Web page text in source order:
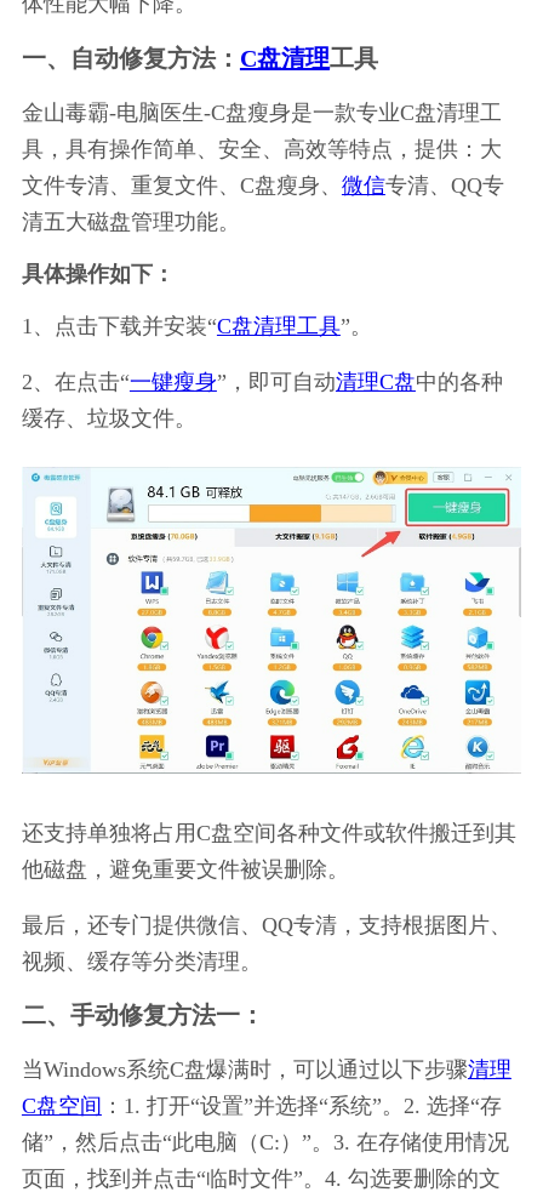
一、自动修复方法： C盘清理工具
金山毒霸-电脑医生-C盘瘦身是一款专业C盘清理工
具，具有操作简单、安全、高效等特点，提供：大
文件专清、重复文件、C盘瘦身、 微信专清、QQ专
清五大磁盘管理功能。
具体操作如下：
1、点击下载并安装“C盘清理工具”。
2、在点击“一键瘦身”，即可自动清理C盘中的各种
缓存、垃圾文件。
还支持单独将占用C盘空间各种文件或软件搬迁到其
他磁盘，避免重要文件被误删除。
最后，还专门提供微信、QQ专清，支持根据图片、
视频、缓存等分类清理。
二、手动修复方法一：
当Windows系统C盘爆满时，可以通过以下步骤清理
C盘空间 ：1. 打开“设置”并选择“系统”。2. 选择“存
储”，然后点击“此电脑（C:）”。3. 在存储使用情况
页面，找到并点击“临时文件”。4. 勾选要删除的文